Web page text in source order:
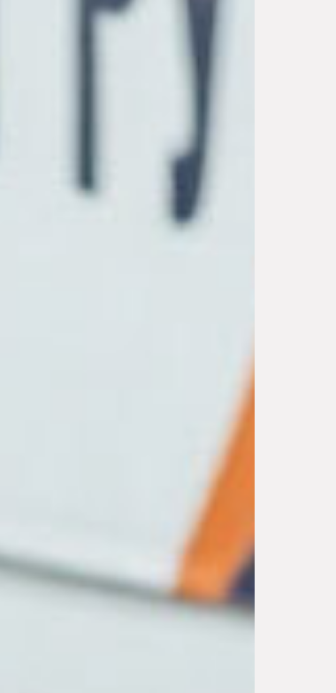
Сейчас сотрудники
не в офисе. Хотите, в выбранное
в